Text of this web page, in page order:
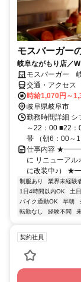
モスバーガー
岐阜ながもり店／
モスバーガー
交通・アクセス
時給1,070円～
岐阜県岐阜市
勤務時間詳細
～22：00 ■22：
帯 （朝6：00～
仕事内容
に リニューア
に改装中♪
制服あり 業界未経験
1日4時間以内OK
土
バイク通勤OK
早朝
転勤なし
経験不問
契約社員